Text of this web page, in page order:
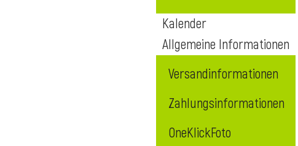
Kalender
Allgemeine Informationen
Versandinformationen
Zahlungsinformationen
OneKlickFoto